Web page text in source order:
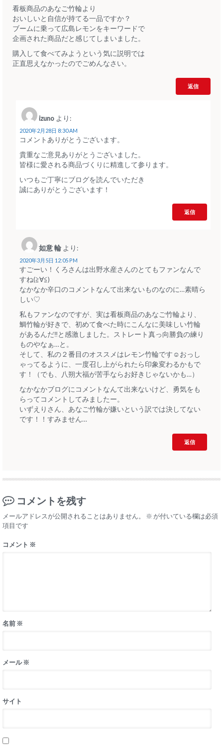
看板商品のあなご竹輪より
おいしいと自信が持てる一品ですか？
ブームに乗って広島レモンをキーワードで
企画された商品だと感じてしまいました。
購入して食べてみようという気に説明では
正直思えなかったのでごめんなさい。
返信
izuno より:
2020年2月28日 8:30 AM
コメントありがとうございます。
貴重なご意見ありがとうございました。
皆様に愛される商品づくりに精進して参ります。
いつもご丁寧にブログを読んでいただき
誠にありがとうございます！
返信
如意 輪 より:
2020年3月5日 12:05 PM
すごーい！くろさんは出野水産さんのとてもファンなんで
すね(≧∀≦)
なかなか辛口のコメントなんて出来ないものなのに…素晴ら
しい♡
私もファンなのですが、実は看板商品のあなご竹輪より、
鯛竹輪が好きで、初めて食べた時にこんなに美味しい竹輪
があるんだ‼︎と感激しました。ストレート真っ向勝負の練り
ものやなぁ…と。
そして、私の２番目のオススメはレモン竹輪です☺︎おっし
ゃってるように、一度召し上がられたら印象変わるかもで
す！（でも、八朔大福が苦手ならお好きじゃないかも…）
なかなかブログにコメントなんて出来ないけど、勇気をも
らってコメントしてみましたー。
いずえりさん、あなご竹輪が嫌いという訳では決してない
です！！すみません…
返信
コメントを残す
メールアドレスが公開されることはありません。 ※ が付いている欄は必須
項目です
コメント ※
名前 ※
メール※
サイト